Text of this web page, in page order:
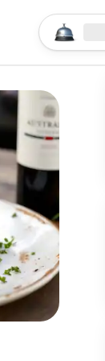
Begin je
Locatie
lekker,